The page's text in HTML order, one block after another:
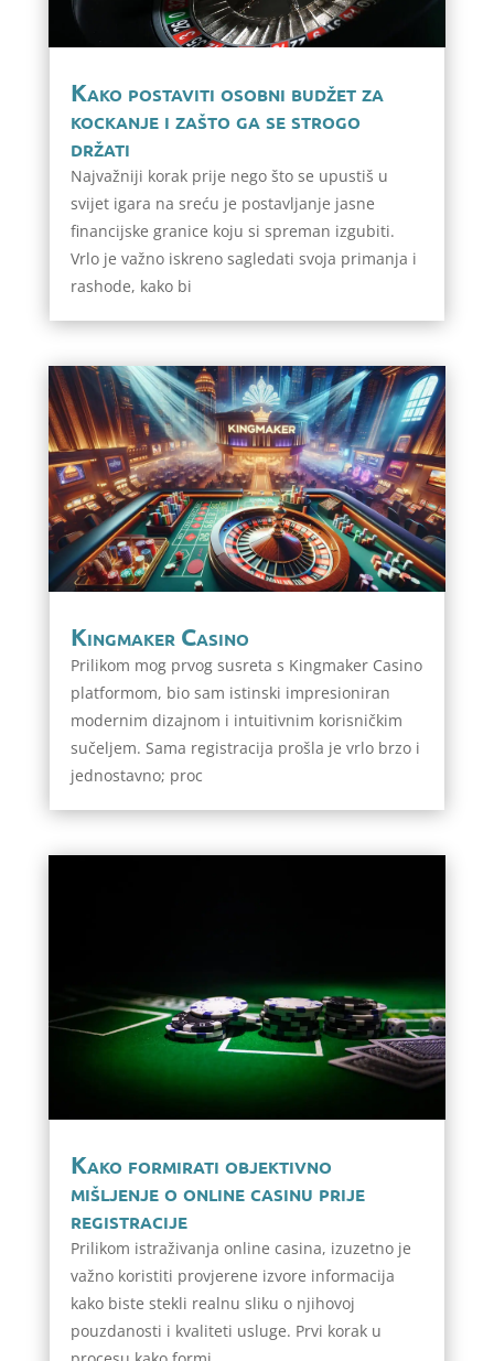
Kako postaviti osobni budžet za
kockanje i zašto ga se strogo
držati
Najvažniji korak prije nego što se upustiš u
svijet igara na sreću je postavljanje jasne
financijske granice koju si spreman izgubiti.
Vrlo je važno iskreno sagledati svoja primanja i
rashode, kako bi
Kingmaker Casino
Prilikom mog prvog susreta s Kingmaker Casino
platformom, bio sam istinski impresioniran
modernim dizajnom i intuitivnim korisničkim
sučeljem. Sama registracija prošla je vrlo brzo i
jednostavno; proc
Kako formirati objektivno
mišljenje o online casinu prije
registracije
Prilikom istraživanja online casina, izuzetno je
važno koristiti provjerene izvore informacija
kako biste stekli realnu sliku o njihovoj
pouzdanosti i kvaliteti usluge. Prvi korak u